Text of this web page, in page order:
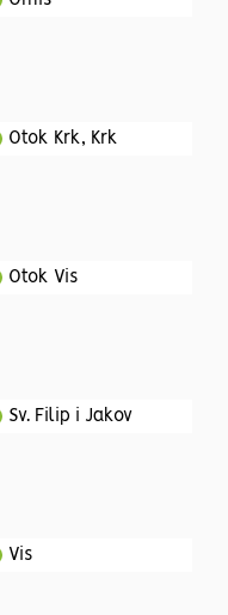
Otok Krk, Krk
Otok Vis
Sv. Filip i Jakov
Vis